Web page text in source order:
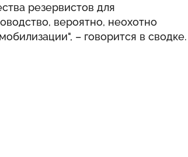
резервистов для
вероятно, неохотно
– говорится в сводке.